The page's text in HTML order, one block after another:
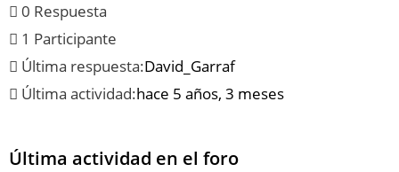
0 Respuesta
1 Participante
Última respuesta:David_Garraf
Última actividad:hace 5 años, 3 meses
Última actividad en el foro